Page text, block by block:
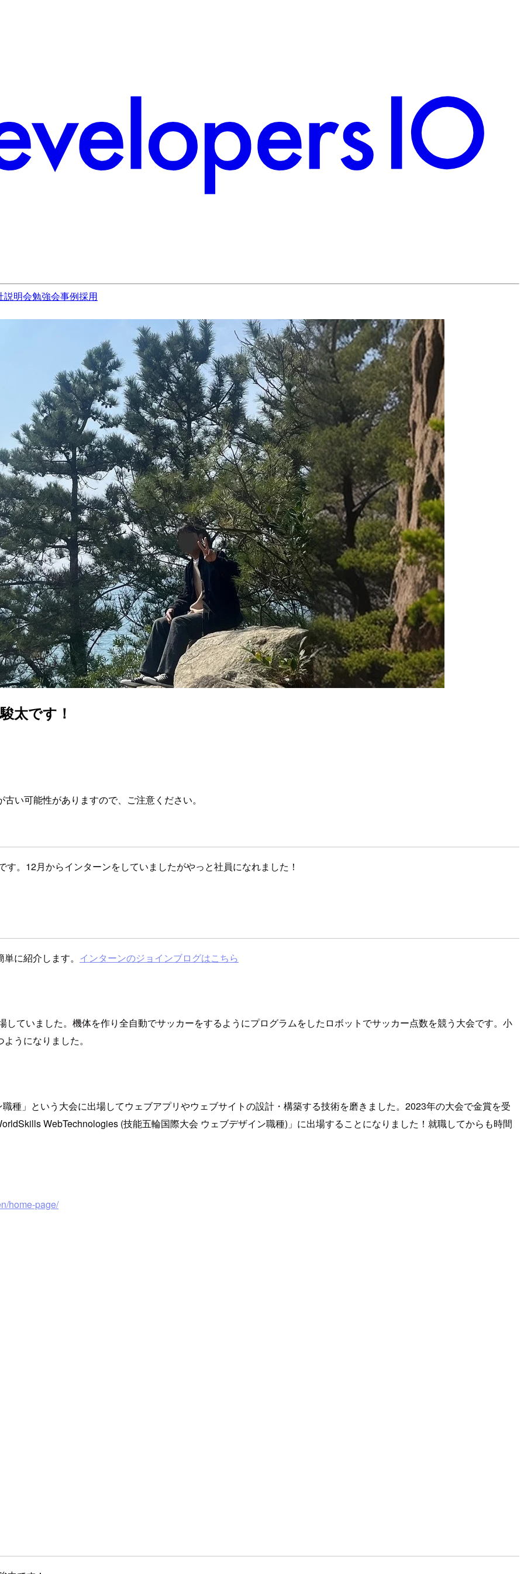
説明会勉強会事例採用
太です！
い可能性がありますので、ご注意ください。
。12月からインターンをしていましたがやっと社員になれました！
に紹介します。 インターンのジョインブログはこちら
ていました。機体を作り全自動でサッカーをするようにプログラムをしたロボットでサッカー点数を競う大会です。小
うになりました。
種」という大会に出場してウェブアプリやウェブサイトの設計・構築する技術を磨きました。2023年の大会で金賞を受
WebTechnologies (技能五輪国際大会 ウェブデザイン職種)」に出場することになりました！就職してからも時間
home-page/